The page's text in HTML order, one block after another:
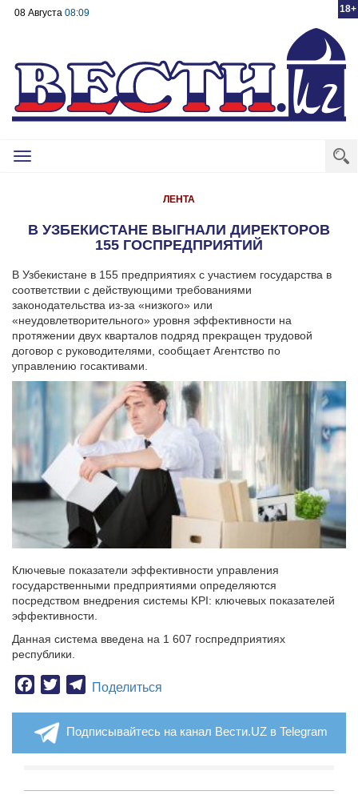
18+
08 Августа 08:09
Toggle
ЛЕНТА
В УЗБЕКИСТАНЕ ВЫГНАЛИ ДИРЕКТОРОВ
155 ГОСПРЕДПРИЯТИЙ
В Узбекистане в 155 предприятиях с участием государства в
соответствии с действующими требованиями
законодательства из-за «низкого» или
«неудовлетворительного» уровня эффективности на
протяжении двух кварталов подряд прекращен трудовой
договор с руководителями, сообщает Агентство по
управлению госактивами.
Ключевые показатели эффективности управления
государственными предприятиями определяются
посредством внедрения системы KPI: ключевых показателей
эффективности.
Данная система введена на 1 607 госпредприятиях
республики.
Facebook
TwitterTelegram
Поделиться
Подписывайтесь на канал Вести.UZ в Telegram